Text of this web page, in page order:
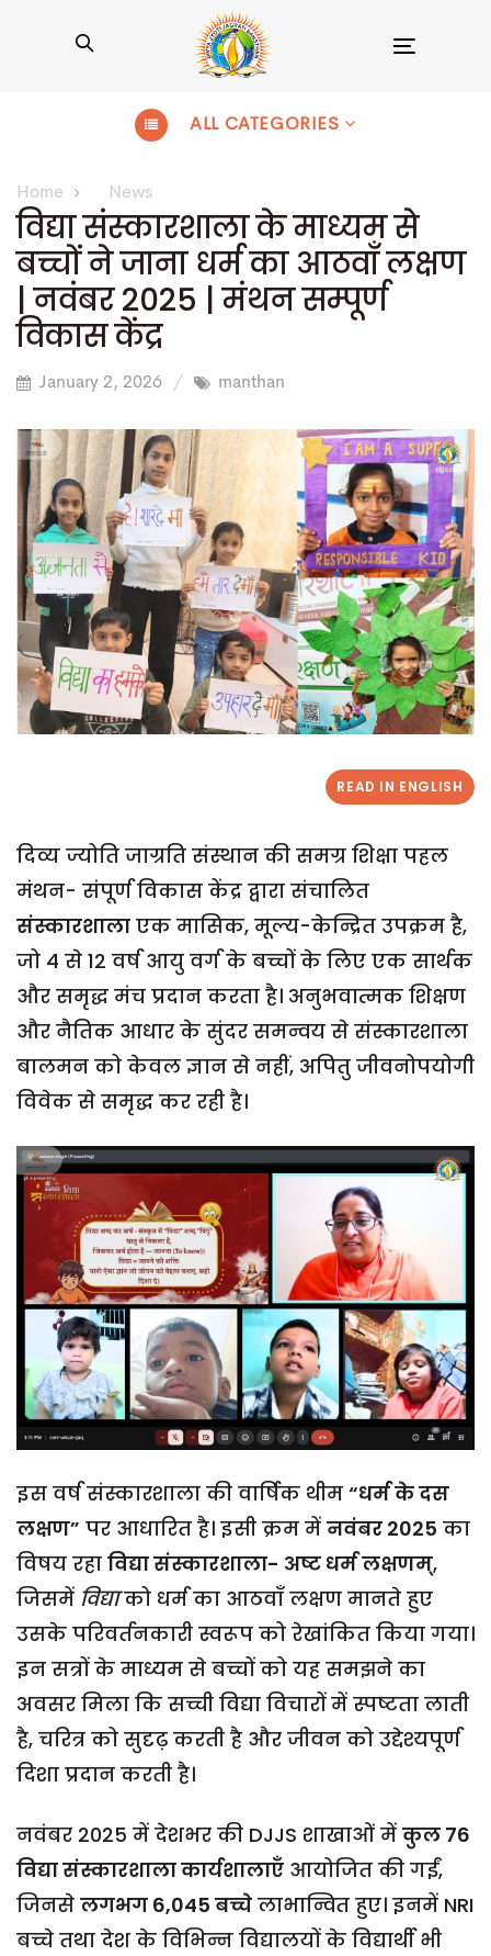
ALL CATEGORIES
Home News
विद्या संस्कारशाला के माध्यम से
बच्चों ने जाना धर्म का आठवाँ लक्षण
| नवंबर 2025 | मंथन सम्पूर्ण
विकास केंद्र
January 2, 2026 manthan
READ IN ENGLISH
दिव्य ज्योति जाग्रति संस्थान की समग्र शिक्षा पहल
मंथन- संपूर्ण विकास केंद्र द्वारा संचालित
संस्कारशाला एक मासिक, मूल्य-केन्द्रित उपक्रम है,
जो 4 से 12 वर्ष आयु वर्ग के बच्चों के लिए एक सार्थक
और समृद्ध मंच प्रदान करता है। अनुभवात्मक शिक्षण
और नैतिक आधार के सुंदर समन्वय से संस्कारशाला
बालमन को केवल ज्ञान से नहीं, अपितु जीवनोपयोगी
विवेक से समृद्ध कर रही है।
इस वर्ष संस्कारशाला की वार्षिक थीम “धर्म के दस
लक्षण” पर आधारित है। इसी क्रम में नवंबर 2025 का
विषय रहा विद्या संस्कारशाला- अष्ट धर्म लक्षणम्,
जिसमें विद्याको धर्म का आठवाँ लक्षण मानते हुए
उसके परिवर्तनकारी स्वरूप को रेखांकित किया गया।
इन सत्रों के माध्यम से बच्चों को यह समझने का
अवसर मिला कि सच्ची विद्या विचारों में स्पष्टता लाती
है, चरित्र को सुदृढ़ करती है और जीवन को उद्देश्यपूर्ण
दिशा प्रदान करती है।
नवंबर 2025 में देशभर की DJJS शाखाओं में कुल 76
विद्या संस्कारशाला कार्यशालाएँ आयोजित की गईं,
जिनसे लगभग 6,045 बच्चे लाभान्वित हुए। इनमें NRI
बच्चे तथा देश के विभिन्न विद्यालयों के विद्यार्थी भी